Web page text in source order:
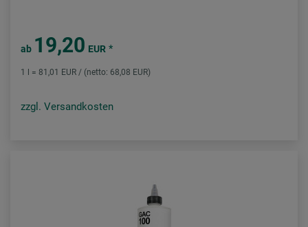
ab 19,20 EUR *
1 l = 81,01 EUR / (netto: 68,08 EUR)
zzgl. Versandkosten